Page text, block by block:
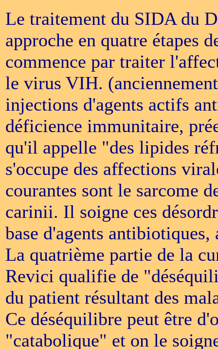
Le traitement du SIDA du
approche en quatre étapes
commence par traiter
le virus VIH.
injections d'agents actifs
déficience immunitaire,
qu'il appelle "des lipides
s'occupe des affections
courantes sont le sarcome
carinii. Il soigne ces
base d'agents
La quatrième partie de la
Revici qualifie de
du patient résultant des
Ce déséquilibre peut être
"catabolique" et on le